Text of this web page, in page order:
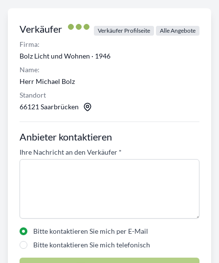
Verkäufer Verkäufer Profilseite Alle Angebote
Firma:
Bolz Licht und Wohnen · 1946
Name:
Herr Michael Bolz
Standort
66121 Saarbrücken
Anbieter kontaktieren
Ihre Nachricht an den Verkäufer *
Bitte kontaktieren Sie mich per E-Mail
Bitte kontaktieren Sie mich telefonisch